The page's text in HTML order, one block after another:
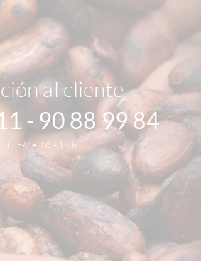
al cliente
- 90 88 99 84
Lun-Vie 10 - 18 h